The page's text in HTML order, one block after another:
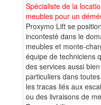
Spécialiste de la
meubles pour un
Proxymo Lift se
incontesté dans le
meubles et monte-
équipe de techniciens
des services aussi
particuliers dans
les tracas liés aux
ou des livraisons de